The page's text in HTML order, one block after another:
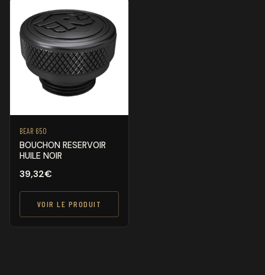
BEAR 650
BOUCHON RESERVOIR
HUILE NOIR
39,32€
VOIR LE PRODUIT